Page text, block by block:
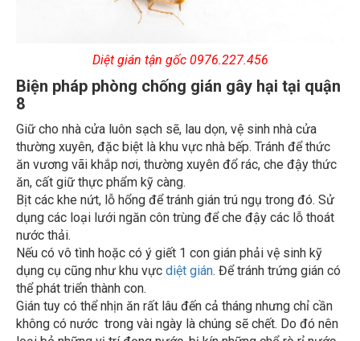
Diệt gián tận gốc 0976.227.456
Biện pháp phòng chống gián gây hại tại quận
8
Giữ cho nhà cửa luôn sạch sẽ, lau dọn, vệ sinh nhà cửa
thường xuyên, đặc biệt là khu vực nhà bếp. Tránh để thức
ăn vương vãi khắp nơi, thường xuyên đổ rác, che đậy thức
ăn, cất giữ thực phẩm kỹ càng.
Bịt các khe nứt, lỗ hổng để tránh gián trú ngụ trong đó. Sử
dụng các loại lưới ngăn côn trùng để che đậy các lỗ thoát
nước thải.
Nếu có vô tình hoặc có ý giết 1 con gián phải vệ sinh kỹ
dụng cụ cũng như khu vựcdiệt gián . Để tránh trứng gián có
thể phát triển thành con.
Gián tuy có thể nhịn ăn rất lâu đến cả tháng nhưng chỉ cần
không có nước trong vài ngày là chúng sẽ chết. Do đó nên
loại bỏ những vị trí đọng nước, bị kín những chổ rò rỉ nước…